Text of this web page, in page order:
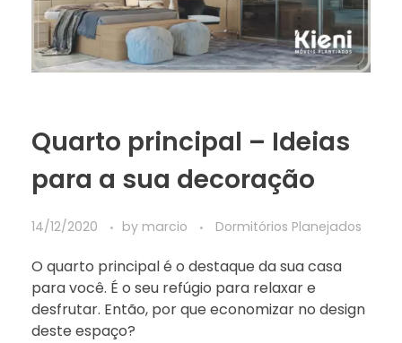
Quarto principal – Ideias
para a sua decoração
14/12/2020 by marcio Dormitórios Planejados
O quarto principal é o destaque da sua casa
para você. É o seu refúgio para relaxar e
desfrutar. Então, por que economizar no design
deste espaço?